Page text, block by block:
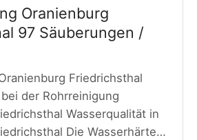
Oranienburg
97 Säuberungen /
Friedrichsthal
der Rohrreinigung
Wasserqualität in
Die Wasserhärte…